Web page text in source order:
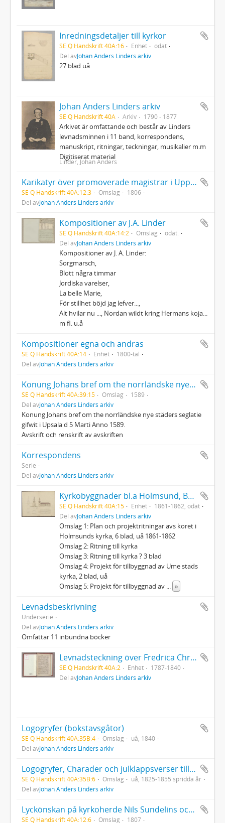
Inredningsdetaljer till kyrkor
SE Q Handskrift 40A:16 Enhet
odat
Del avJohan Anders Linders arkiv
27 blad uå
Johan Anders Linders arkiv
SE Q Handskrift 40A Arkiv 1790 - 1877
Arkivet är omfattande och består av Linders
levnadsminnen i 11 band, korrespondens,
manuskript, ritningar, teckningar, musikalier m.m
Digitiserat material
Linder, Johan Anders
Karikatyr över promoverade magistrar i Uppsala 1806 14/6
SE Q Handskrift 40A:12:3 Omslag
1806
Del avJohan Anders Linders arkiv
Kompositioner av J.A. Linder
SE Q Handskrift 40A:14:2 Omslag
odat.
Del avJohan Anders Linders arkiv
Kompositioner av J. A. Linder:
Sorgmarsch,
Blott några timmar
Jordiska varelser,
La belle Marie,
För stillhet böjd jag lefver...,
Alt hvilar nu ..., Nordan wildt kring Hermans koja...
m fl. u.å
Kompositioner egna och andras
SE Q Handskrift 40A:14 Enhet
1800-tal
Del avJohan Anders Linders arkiv
Konung Johans bref om the norrländske nye städers seglatie
SE Q Handskrift 40A:39:15 Omslag
1589
Del avJohan Anders Linders arkiv
Konung Johans bref om the norrländske nye städers seglatie
gifwit i Upsala d 5 Marti Anno 1589.
Avskrift och renskrift av avskriften
Korrespondens
Serie
Del avJohan Anders Linders arkiv
Kyrkobyggnader bl.a Holmsund, Burträsk, Hörnefors, Sävar
SE Q Handskrift 40A:15 Enhet
1861-1862, odat
Del avJohan Anders Linders arkiv
Omslag 1: Plan och projektritningar avs koret i
Holmsunds kyrka, 6 blad, uå 1861-1862
Omslag 2: Ritning till kyrka
Omslag 3: Ritning till kyrka ? 3 blad
Omslag 4: Projekt för tillbyggnad av Ume stads
kyrka, 2 blad, uå
Omslag 5: Projekt för tillbyggnad av
»
Levnadsbeskrivning
Underserie
Del avJohan Anders Linders arkiv
Omfattar 11 inbundna böcker
Levnadsteckning över Fredrica Christina Linder
SE Q Handskrift 40A:2 Enhet
1787-1840
Del avJohan Anders Linders arkiv
Logogryfer (bokstavsgåtor)
SE Q Handskrift 40A:35B:4 Omslag
uå, 1840
Del avJohan Anders Linders arkiv
Logogryfer, Charader och julklappsverser till personer i bekantskapskretsen
SE Q Handskrift 40A:35B:6 Omslag
uå, 1825-1855 spridda år
Del avJohan Anders Linders arkiv
Lyckönskan på kyrkoherde Nils Sundelins och mademoiselle Anette B. Nordlunds bröllopsdag 10/3 1807
SE Q Handskrift 40A:12:6 Omslag 1807